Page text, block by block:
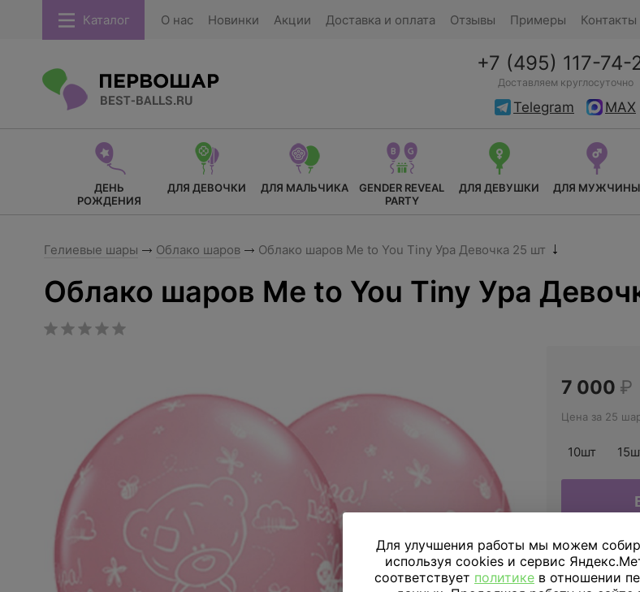
Каталог О нас Новинки Акции Доставка и оплата Отзывы Примеры Контакты
+7 (495) 117-74-
Доставляем круглосуточно
Telegram MAX
ДЕНЬ
РОЖДЕНИЯ
ДЛЯ ДЕВОЧКИ ДЛЯ МАЛЬЧИКА
GENDER REVEAL
PARTY
ДЛЯ ДЕВУШКИ ДЛЯ МУЖЧИНЫ
Гелиевые шары Облако шаров Облако шаров Me to You Tiny Ура Девочка 25 шт
Облако шаров Me to You Tiny Ура
7 000 ₽
Цена за 25
10шт
ДОСТАВКАПО
Для улучшения работы мы можем
используя cookies и сервис
соответствует политике в отношении